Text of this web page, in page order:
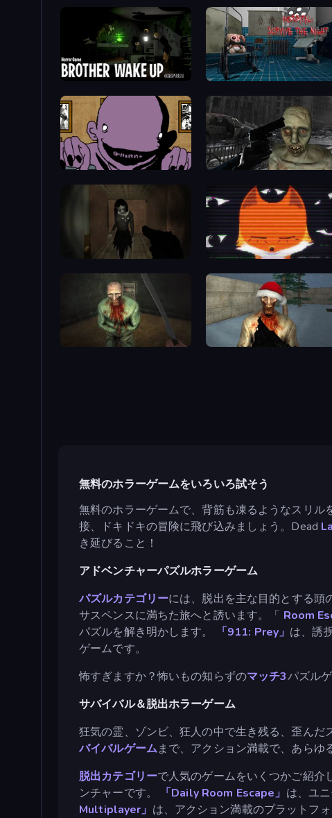
Brother Wake Up Hospital: Survive the Night
The Owner Is Dead C-Virus Game: Outbreak
SYNTAXIA
Shoot Your Nightmare: The Beginning Monster Christmas Terror
無料のホラーゲームをいろいろ試そう
無料のホラーゲームで、背筋も凍るようなスリ
接、ドキドキの冒険に飛び込みましょう。Dead
き延びること！
アドベンチャーパズルホラーゲーム
パズルカテゴリーには、脱出を主な目的とする頭
サスペンスに満ちた旅へと誘います。「 Room
パズルを解き明かします。
「911: Prey」 は、誘
ゲームです。
怖すぎますか？怖いもの知らずのマッチ3パズル
サバイバル＆脱出ホラーゲーム
狂気の霊、ゾンビ、狂人の中で生き残る、歪ん
バイバルゲームまで、アクション満載で、あらゆ
脱出カテゴリーで人気のゲームをいくつかご紹介
ンチャーです。
「Daily Room Escape」 は、ユ
Multiplayer」 は、アクション満載のプラットフ